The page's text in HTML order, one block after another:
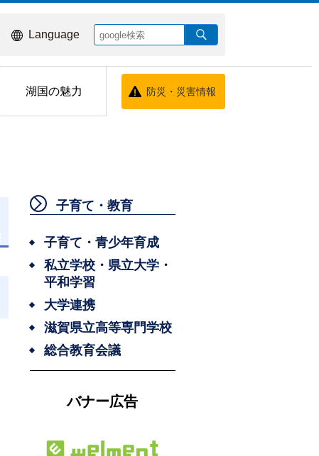
Language
湖国の魅力 防災・災害情報
子育て・教育
子育て・青少年育成
私立学校・県立大学・
平和学習
大学連携
滋賀県立高等専門学校
総合教育会議
バナー広告